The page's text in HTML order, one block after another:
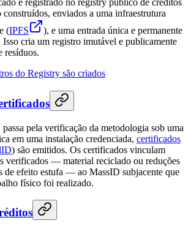
é registrado no registry público de créditos
enviados a uma infraestrutura
(IPFS
), e uma entrada única e permanente
cria um registro imutável e publicamente
resíduos.
do Registry são criados
pela verificação da metodologia sob uma
em uma instalação credenciada, certificados
) são emitidos. Os certificados vinculam
verificados — material reciclado ou reduções
de efeito estufa — ao MassID subjacente que
físico foi realizado.